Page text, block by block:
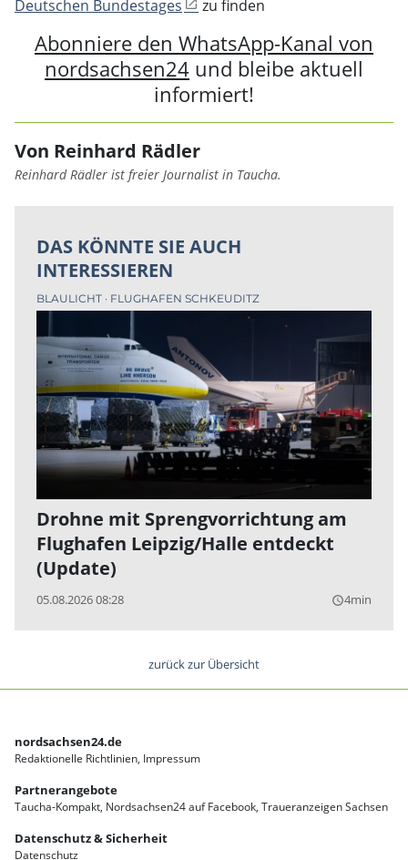
Deutschen Bundestages
zu finden
Abonniere den WhatsApp-Kanal von
nordsachsen24 und bleibe aktuell
informiert!
Von Reinhard Rädler
Reinhard Rädler ist freier Journalist in Taucha.
DAS KÖNNTE SIE AUCH
INTERESSIEREN
BLAULICHT FLUGHAFEN SCHKEUDITZ
Drohne mit Sprengvorrichtung am
Flughafen Leipzig/Halle entdeckt
(Update)
05.08.2026 08:28 query_builder4min
zurück zur Übersicht
nordsachsen24.de
Redaktionelle Richtlinien Impressum
Partnerangebote
Taucha-Kompakt Nordsachsen24 auf Facebook Traueranzeigen Sachsen
Datenschutz & Sicherheit
Datenschutz